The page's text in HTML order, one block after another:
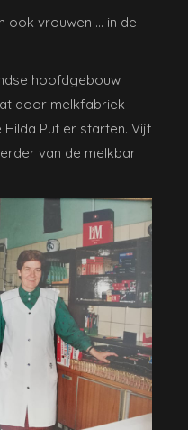
ook vrouwen … in de
hoofdgebouw
door melkfabriek
Hilda Put er starten. Vijf
van de melkbar